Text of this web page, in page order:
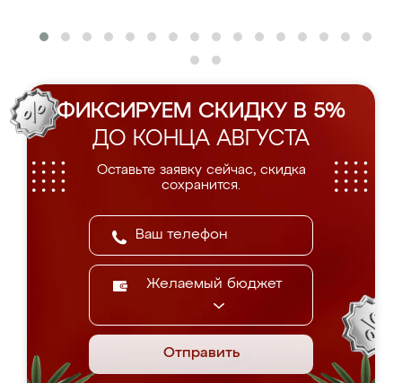
ФИКСИРУЕМ СКИДКУ В 5%
ДО КОНЦА АВГУСТА
Оставьте заявку сейчас, скидка
сохранится.
Желаемый бюджет
Отправить